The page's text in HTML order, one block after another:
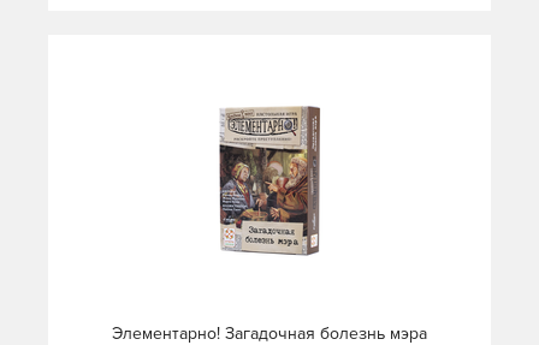
Элементарно! Загадочная болезнь мэра